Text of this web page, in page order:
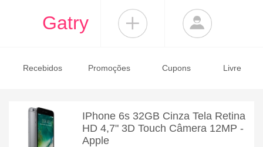
Gatry
Recebidos Promoções Cupons Livre
IPhone 6s 32GB Cinza Tela Retina
HD 4,7" 3D Touch Câmera 12MP -
Apple